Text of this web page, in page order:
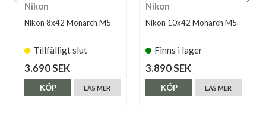
Nikon
Nikon 8x42 Monarch M5
Tillfälligt slut
3.690 SEK
LÄS MER
KÖP
Nikon
Nikon 10x42 Monarch M5
Finns i lager
3.890 SEK
LÄS MER
KÖP